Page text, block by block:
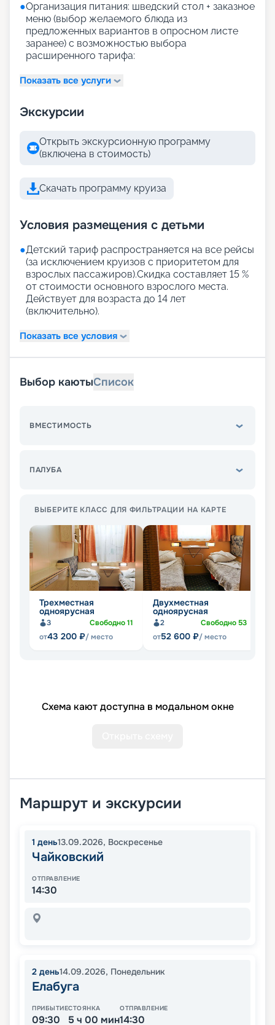
●Организация питания: шведский стол + заказное
меню (выбор желаемого блюда из
предложенных вариантов в опросном листе
заранее) с возможностью выбора
расширенного тарифа:
Показать все услуги
Экскурсии
Открыть экскурсионную программу
(включена в стоимость)
Скачать программу круиза
Условия размещения с детьми
●Детский тариф распространяется на все рейсы
(за исключением круизов с приоритетом для
взрослых пассажиров).Скидка составляет 15 %
от стоимости основного взрослого места.
Действует для возраста до 14 лет
(включительно).
Показать все условия
Выбор каютыСписок
ВМЕСТИМОСТЬ
ПАЛУБА
ВЫБЕРИТЕ КЛАСС ДЛЯ ФИЛЬТРАЦИИ НА КАРТЕ
Трехместная
одноярусная
3 Свободно11
от43 200 ₽/ место
Двухместная
одноярусная
2 Свободно53
от52 600 ₽/ место
Схема кают доступна в модальном окне
Маршрут и экскурсии
1 день13.09.2026, Воскресенье
Чайковский
ОТПРАВЛЕНИЕ
14:30
2 день14.09.2026, Понедельник
Елабуга
ПРИБЫТИЕ
09:30
СТОЯНКА
5 ч 00 мин
ОТПРАВЛЕНИЕ
14:30